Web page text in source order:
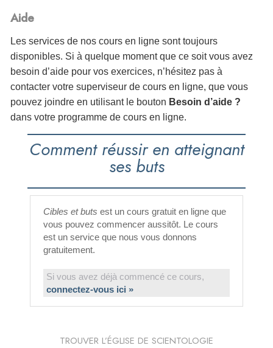
Aide
Les services de nos cours en ligne sont toujours
disponibles. Si à quelque moment que ce soit vous avez
besoin d’aide pour vos exercices, n’hésitez pas à
contacter votre superviseur de cours en ligne, que vous
pouvez joindre en utilisant le bouton Besoin d’aide ?
dans votre programme de cours en ligne.
Comment réussir en atteignant
ses buts
Cibles et buts est un cours gratuit en ligne que
vous pouvez commencer aussitôt. Le cours
est un service que nous vous donnons
gratuitement.
Si vous avez déjà commencé ce cours,
connectez-vous ici »
TROUVER L’ÉGLISE DE SCIENTOLOGIE